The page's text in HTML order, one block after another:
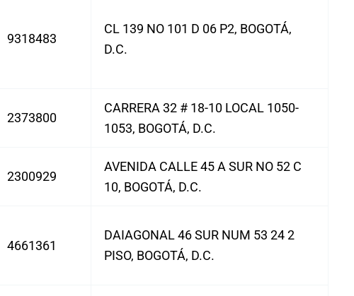
9318483
CL 139 NO 101 D 06 P2, BOGOTÁ,
D.C.
2373800
CARRERA 32 # 18-10 LOCAL 1050-
1053, BOGOTÁ, D.C.
2300929
AVENIDA CALLE 45 A SUR NO 52 C
10, BOGOTÁ, D.C.
4661361
DAIAGONAL 46 SUR NUM 53 24 2
PISO, BOGOTÁ, D.C.